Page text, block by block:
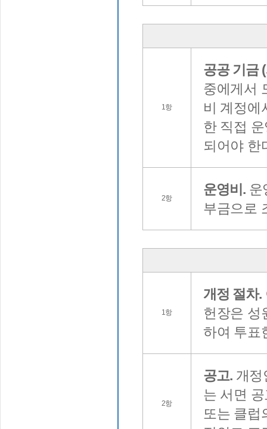
1항
공공 기금
중에게서
비 계정에
한 직접
되어야 한
2항
운영비. 운
부금으로
1항
개정 절차.
헌장은 성
하여 투표
2항
공고. 개정
는 서면
또는 클럽